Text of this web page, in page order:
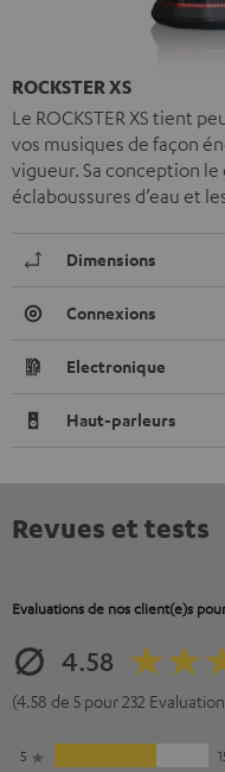
ROCKSTER XS
Le ROCKSTER XS tient
vos musiques de façon
vigueur. Sa conception
éclaboussures d’eau et
Dimensions
Connexions
Electronique
Haut-parleurs
Revues et tests
Evaluations de nos client(e)s
4.58
(4.58 de 5 pour 232
5